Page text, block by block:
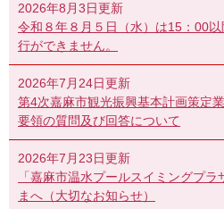
2026年8月3日更新
令和８年８月５日（水）は15：00
行ができません。
2026年7月24日更新
第4次嘉麻市観光振興基本計画策定
要領の質問及び回答について
2026年7月23日更新
「嘉麻市温水プールスイミングプ
まへ（大切なお知らせ）